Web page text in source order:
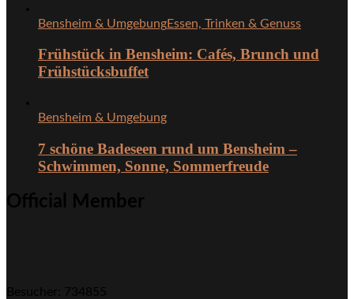
Bensheim & UmgebungEssen, Trinken & Genuss
Frühstück in Bensheim: Cafés, Brunch und
Frühstücksbuffet
Bensheim & Umgebung
7 schöne Badeseen rund um Bensheim –
Schwimmen, Sonne, Sommerfreude
Official Member
Besucher: 734855